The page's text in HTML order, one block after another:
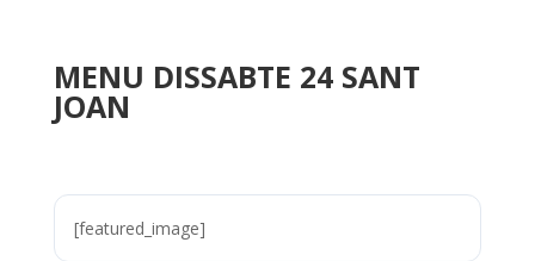
MENU DISSABTE 24 SANT
JOAN
[featured_image]